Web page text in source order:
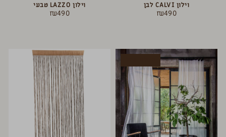
וילון CALVI לבן
₪490
וילון LAZZO טבעי
₪490